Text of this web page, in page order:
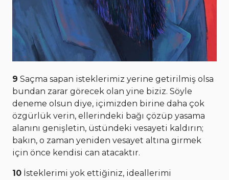
9 Saçma sapan isteklerimiz yerine getirilmiş olsa
bundan zarar görecek olan yine biziz. Söyle
deneme olsun diye, içimizden birine daha çok
özgürlük verin, ellerindeki bağı çözüp yasama
alanını genişletin, üstündeki vesayeti kaldırın;
bakın, o zaman yeniden vesayet altına girmek
için önce kendisi can atacaktır.
10 İsteklerimi yok ettiğiniz, ideallerimi